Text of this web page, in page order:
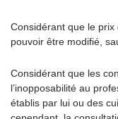
Considérant que le
pouvoir être modifié,
Considérant que les
l’inopposabilité au
établis par lui ou des